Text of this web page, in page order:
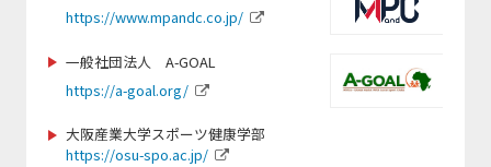
https://www.mpandc.co.jp/
一般社団法人 A-GOAL
https://a-goal.org/
大阪産業大学スポーツ健康学部
https://osu-spo.ac.jp/
https://www.swimmy-ss.com/
https://jsfa-official.jp/